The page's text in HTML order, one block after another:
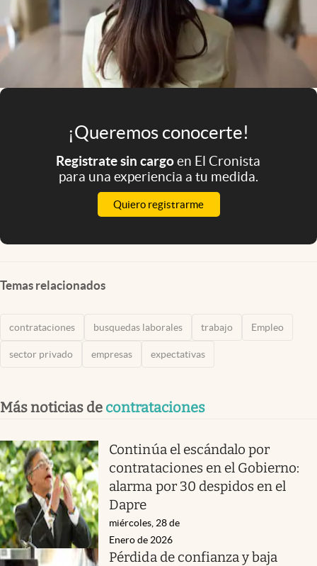
El Cronista Studio
Mediakit
abre en nueva pestaña
Argentina
¡Queremos conocerte!
Registrate sin cargoen El Cronista
para una experiencia a tu medida.
Quiero registrarme
Temas relacionados
contrataciones busquedas laborales trabajo Empleo
sector privado empresas expectativas
Más noticias de contrataciones
Continúa el escándalo por
contrataciones en el Gobierno:
alarma por 30 despidos en el
Dapre
miércoles, 28 de
Enero de 2026
Pérdida de confianza y baja